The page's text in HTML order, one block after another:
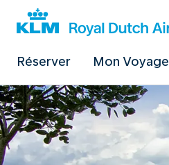
Réserver Mon Voyage